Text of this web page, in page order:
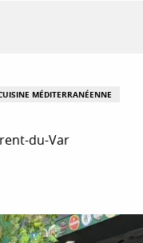
MÉDITERRANÉENNE
du-Var